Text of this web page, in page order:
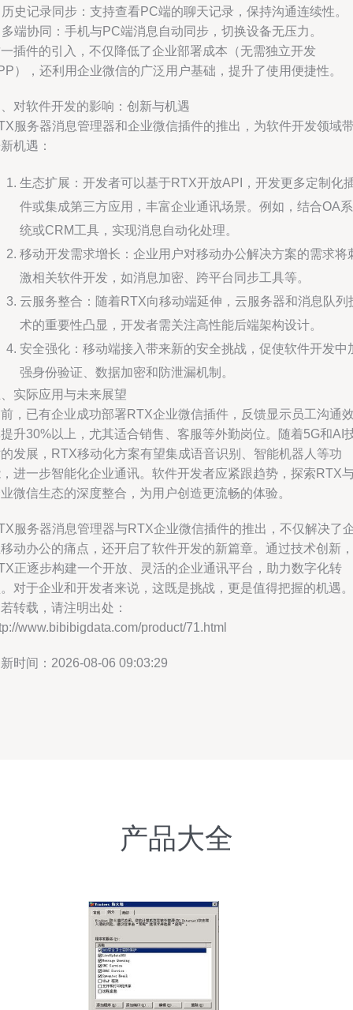
史记录同步：支持查看PC端的聊天记录，保持沟通连续性。
端协同：手机与PC端消息自动同步，切换设备无压力。
插件的引入，不仅降低了企业部署成本（无需独立开发
），还利用企业微信的广泛用户基础，提升了使用便捷性。
对软件开发的影响：创新与机遇
服务器消息管理器和企业微信插件的推出，为软件开发领域
机遇：
生态扩展：开发者可以基于RTX开放API，开发更多定制化
件或集成第三方应用，丰富企业通讯场景。例如，结合OA系
统或CRM工具，实现消息自动化处理。
移动开发需求增长：企业用户对移动办公解决方案的需求将
激相关软件开发，如消息加密、跨平台同步工具等。
云服务整合：随着RTX向移动端延伸，云服务器和消息队列
术的重要性凸显，开发者需关注高性能后端架构设计。
安全强化：移动端接入带来新的安全挑战，促使软件开发中
强身份验证、数据加密和防泄漏机制。
实际应用与未来展望
，已有企业成功部署RTX企业微信插件，反馈显示员工沟通
升30%以上，尤其适合销售、客服等外勤岗位。随着5G和AI
发展，RTX移动化方案有望集成语音识别、智能机器人等功
进一步智能化企业通讯。软件开发者应紧跟趋势，探索RTX
微信生态的深度整合，为用户创造更流畅的体验。
服务器消息管理器与RTX企业微信插件的推出，不仅解决了
动办公的痛点，还开启了软件开发的新篇章。通过技术创新，
正逐步构建一个开放、灵活的企业通讯平台，助力数字化转
对于企业和开发者来说，这既是挑战，更是值得把握的机遇。
转载，请注明出处：
www.bibibigdata.com/product/71.html
时间：2026-08-06 09:03:29
产品大全